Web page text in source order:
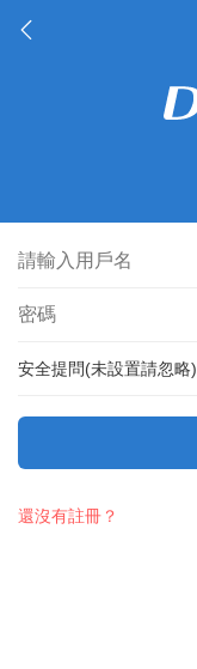
安全提問(未設置請忽略)
還沒有註冊？